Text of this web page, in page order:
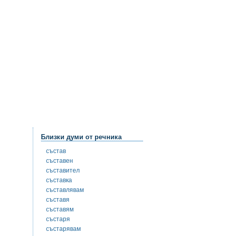
Близки думи от речника
състав
съставен
съставител
съставка
съставлявам
съставя
съставям
състаря
състарявам